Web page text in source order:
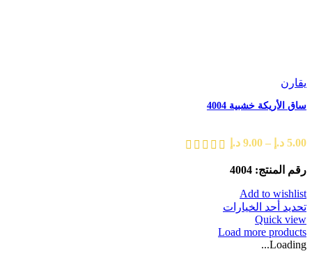
يقارن
ساق الأريكة خشبية 4004
5.00 د.إ –
9.00 د.إ
رقم المنتج: 4004
Add to wishlist
تحديد أحد الخيارات
Quick view
Load more products
Loading...